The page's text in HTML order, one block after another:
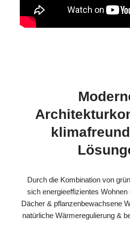
Durch die Kombination von
sich energieeffizientes
Dächer & pflanzenbewachsene
natürliche Wärmeregulierung &